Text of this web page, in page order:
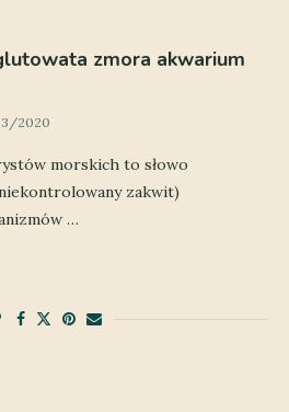
zmora akwarium
2020
morskich to słowo
zakwit)
…